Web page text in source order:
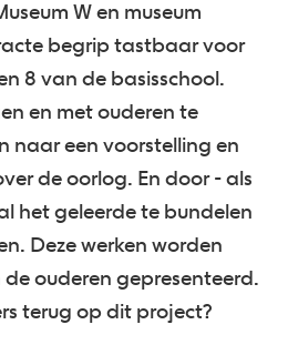
W en museum
begrip tastbaar voor
8 van de basisschool.
en met ouderen te
naar een voorstelling en
de oorlog. En door - als
het geleerde te bundelen
Deze werken worden
ouderen gepresenteerd.
terug op dit project?